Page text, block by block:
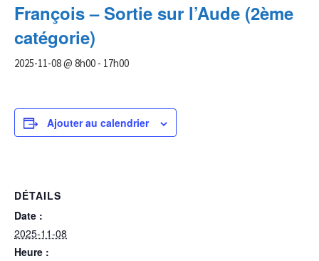
François – Sortie sur l’Aude (2ème
catégorie)
2025-11-08 @ 8h00 - 17h00
Ajouter au calendrier
DÉTAILS
Date :
2025-11-08
Heure :